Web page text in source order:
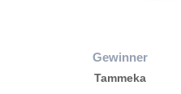
Gewinner
Tammeka